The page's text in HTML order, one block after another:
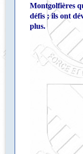
Montgolfières
défis ; ils ont
plus.